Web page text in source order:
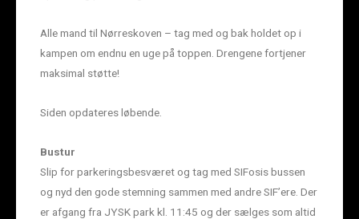
Alle mand til Nørreskoven – tag med og bak holdet op i
kampen om endnu en uge på toppen. Drengene fortjener
maksimal støtte!
Siden opdateres løbende.
Bustur
Slip for parkeringsbesværet og tag med SIFosis bussen
og nyd den gode stemning sammen med andre SIF’ere. Der
er afgang fra JYSK park kl. 11:45 og der sælges som altid